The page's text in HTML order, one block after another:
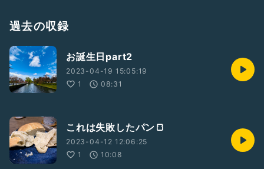
過去の収録
お誕生日part2
2023-04-19 15:05:19
1
08:31
これは失敗したパン🍞
2023-04-12 12:06:25
1
10:08